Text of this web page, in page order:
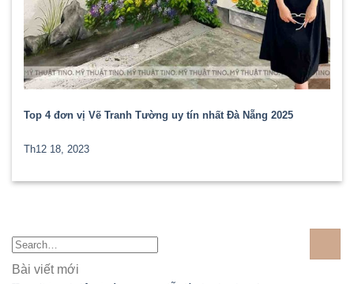
Top 4 đơn vị Vẽ Tranh Tường uy tín nhất Đà Nẵng 2025
Th12 18, 2023
Bài viết mới